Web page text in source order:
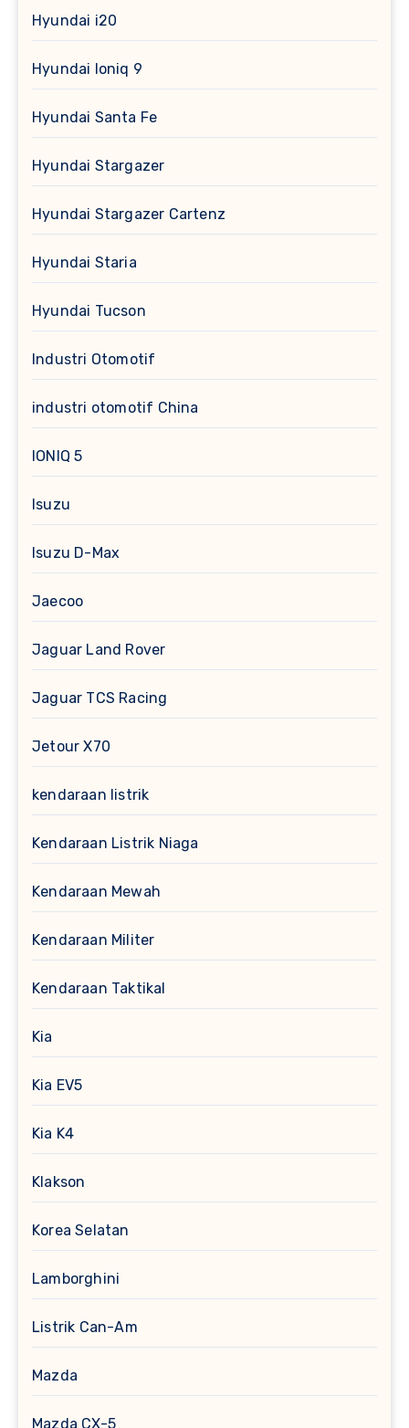
Hyundai i20
Hyundai Ioniq 9
Hyundai Santa Fe
Hyundai Stargazer
Hyundai Stargazer Cartenz
Hyundai Staria
Hyundai Tucson
Industri Otomotif
industri otomotif China
IONIQ 5
Isuzu
Isuzu D-Max
Jaecoo
Jaguar Land Rover
Jaguar TCS Racing
Jetour X70
kendaraan listrik
Kendaraan Listrik Niaga
Kendaraan Mewah
Kendaraan Militer
Kendaraan Taktikal
Kia
Kia EV5
Kia K4
Klakson
Korea Selatan
Lamborghini
Listrik Can-Am
Mazda
Mazda CX-5